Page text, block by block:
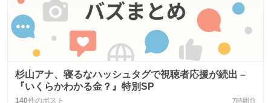
杉山アナ、寝るなハッシュタグで視聴者応援が続出 –
『いくらかわかる金？』特別SP
140件のポスト 7時間前